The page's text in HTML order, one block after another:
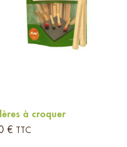
à croquer
€ TTC